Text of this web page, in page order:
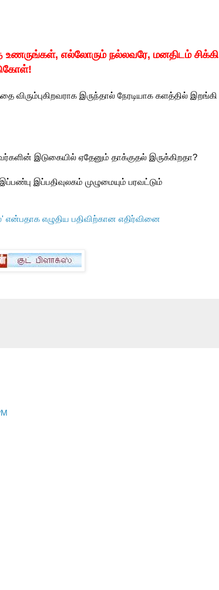
எல்லோரும் நல்லவரே, மனதிடம் சிக்கி
விரும்புகிறவராக இருந்தால் நேரடியாக களத்தில் இறங்கி
இடுகையில் ஏதேனும் தாக்குதல் இருக்கிறதா?
இப்பதிவுலகம் முழுமையும் பரவட்டும்
எழுதிய பதிவிற்கான எதிர்வினை